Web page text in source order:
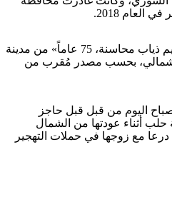
2018.
متابعة: إطلاق سراح السيدة «مريم ذياب محاسنة، 75 عاماً» من مدينة
بحسب مصدر مُقرب من
احتجازها صباح اليوم من قبل قبل حاجز
أثناء عودتها من الشمال
مع زوجها في حملات التهجير